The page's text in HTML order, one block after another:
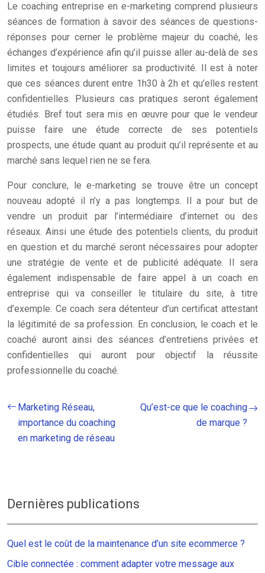
Le coaching entreprise en e-marketing comprend plusieurs
séances de formation à savoir des séances de questions-
réponses pour cerner le problème majeur du coaché, les
échanges d’expérience afin qu’il puisse aller au-delà de ses
limites et toujours améliorer sa productivité. Il est à noter
que ces séances durent entre 1h30 à 2h et qu’elles restent
confidentielles. Plusieurs cas pratiques seront également
étudiés. Bref tout sera mis en œuvre pour que le vendeur
puisse faire une étude correcte de ses potentiels
prospects, une étude quant au produit qu’il représente et au
marché sans lequel rien ne se fera.
Pour conclure, le e-marketing se trouve être un concept
nouveau adopté il n’y a pas longtemps. Il a pour but de
vendre un produit par l’intermédiaire d’internet ou des
réseaux. Ainsi une étude des potentiels clients, du produit
en question et du marché seront nécessaires pour adopter
une stratégie de vente et de publicité adéquate. Il sera
également indispensable de faire appel à un coach en
entreprise qui va conseiller le titulaire du site, à titre
d’exemple. Ce coach sera détenteur d’un certificat attestant
la légitimité de sa profession. En conclusion, le coach et le
coaché auront ainsi des séances d’entretiens privées et
confidentielles qui auront pour objectif la réussite
professionnelle du coaché.
Marketing Réseau,
importance du coaching
en marketing de réseau
Qu’est-ce que le coaching
de marque ?
Dernières publications
Quel est le coût de la maintenance d’un site ecommerce ?
Cible connectée : comment adapter votre message aux